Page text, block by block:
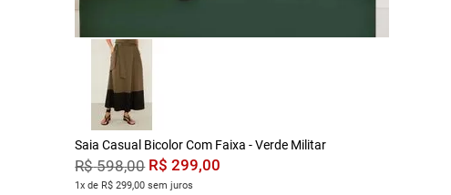
Saia Casual Bicolor Com Faixa - Verde Militar
R$ 598,00 R$ 299,00
1x de R$ 299,00 sem juros